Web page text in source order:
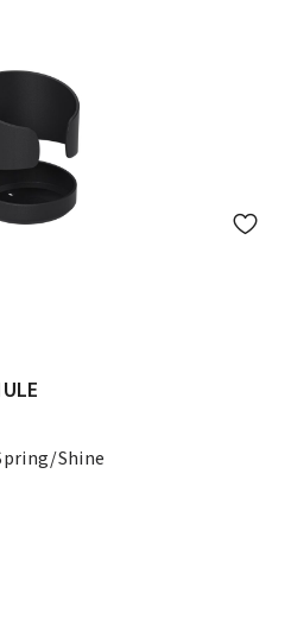
Shine